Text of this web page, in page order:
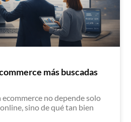
más buscadas
no depende solo
sino de qué tan bien